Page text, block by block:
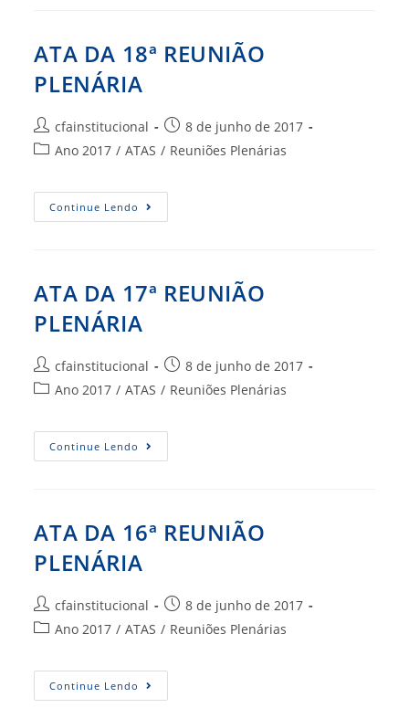
ATA DA 18ª REUNIÃO
PLENÁRIA
Autor
do
cfainstitucional
Post
publicado:
8 de junho de 2017
Categoria
post:
Ano 2017 / ATAS / Reuniões Plenárias
Continue Lendo ATA
DA
ATA DA 17ª REUNIÃO
PLENÁRIA
Autor
do
cfainstitucional
Post
publicado:
8 de junho de 2017
Categoria
post:
Ano 2017 / ATAS / Reuniões Plenárias
Continue Lendo ATA
DA
ATA DA 16ª REUNIÃO
PLENÁRIA
Autor
do
cfainstitucional
Post
publicado:
8 de junho de 2017
Categoria
post:
Ano 2017 / ATAS / Reuniões Plenárias
Continue Lendo ATA
DA